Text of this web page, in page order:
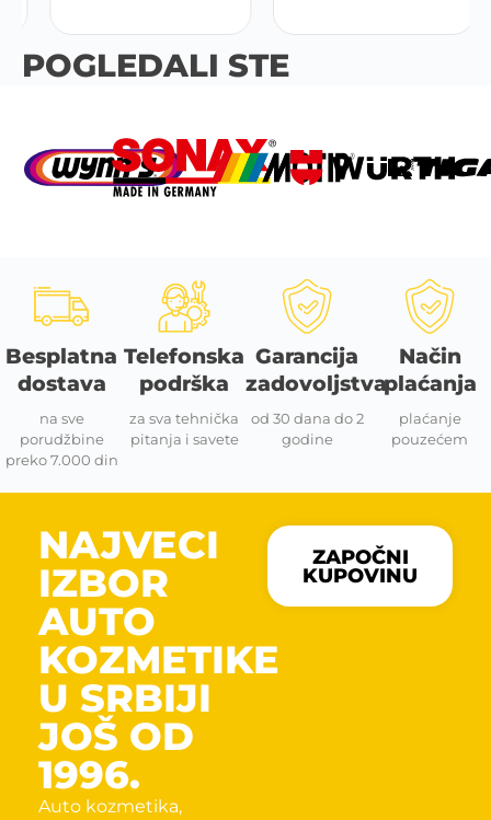
POGLEDALI STE
Besplatna
dostava
na sve
porudžbine
preko 7.000 din
Telefonska
podrška
za sva tehnička
pitanja i savete
Garancija
zadovoljstva
od 30 dana do 2
godine
Način
plaćanja
plaćanje
pouzećem
NAJVECI
IZBOR
AUTO
KOZMETIKE
U SRBIJI
JOŠ OD
1996.
Auto kozmetika,
ZAPOČNI
KUPOVINU